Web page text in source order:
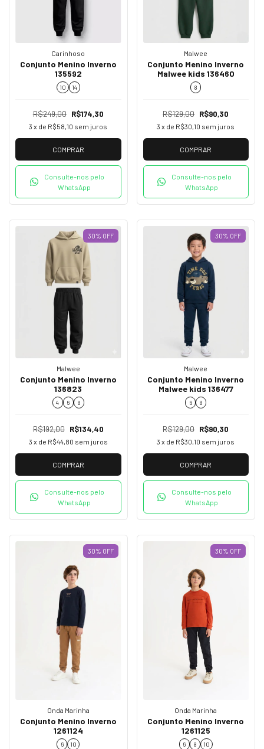
Carinhoso
Conjunto Menino Inverno
135592
10 14
R$249,00 R$174,30
3 x de R$58,10 sem juros
COMPRAR
Consulte-nos pelo
WhatsApp
Malwee
Conjunto Menino Inverno
Malwee kids 136460
8
R$129,00 R$90,30
3 x de R$30,10 sem juros
COMPRAR
Consulte-nos pelo
WhatsApp
30% OFF
Malwee
Conjunto Menino Inverno
136823
4 6 8
R$192,00 R$134,40
3 x de R$44,80 sem juros
COMPRAR
Consulte-nos pelo
WhatsApp
30% OFF
Malwee
Conjunto Menino Inverno
Malwee kids 136477
6 8
R$129,00 R$90,30
3 x de R$30,10 sem juros
COMPRAR
Consulte-nos pelo
WhatsApp
30% OFF
Onda Marinha
Conjunto Menino Inverno
1261124
6 10
30% OFF
Onda Marinha
Conjunto Menino Inverno
1261125
6 8 10